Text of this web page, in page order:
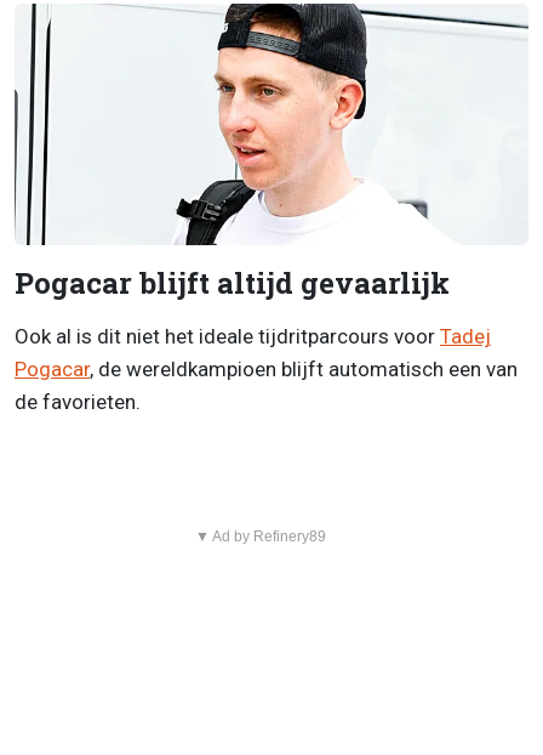
Pogacar blijft altijd gevaarlijk
Ook al is dit niet het ideale tijdritparcours voor Tadej
Pogacar, de wereldkampioen blijft automatisch een van
de favorieten.
▼ Ad by Refinery89